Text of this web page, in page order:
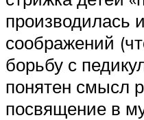
производилась
соображений
борьбу с
понятен смысл
посвящение в